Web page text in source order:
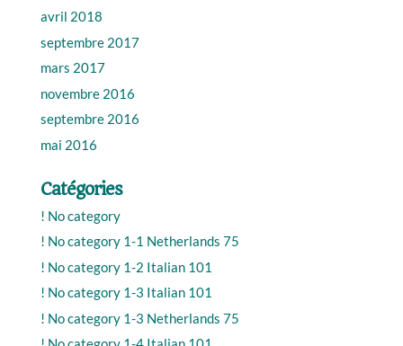
avril 2018
septembre 2017
mars 2017
novembre 2016
septembre 2016
mai 2016
Catégories
! No category
! No category 1-1 Netherlands 75
! No category 1-2 Italian 101
! No category 1-3 Italian 101
! No category 1-3 Netherlands 75